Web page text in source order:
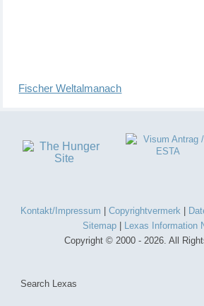
Fischer Weltalmanach
Kontakt/Impressum | Copyrightvermerk |
Sitemap | Lexas Information
Copyright © 2000 - 2026. All
Search Lexas